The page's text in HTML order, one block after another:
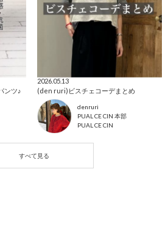
ンツ♪
2026.05.13
(den ruri)ビスチェコーデまとめ
denruri
PUAL CE CIN 本部
PUAL CE CIN